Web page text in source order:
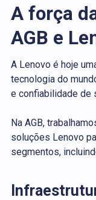
A força
AGB e
A Lenovo é hoje
tecnologia do
e confiabilidade de
Na AGB,
soluções Lenovo
segmentos,